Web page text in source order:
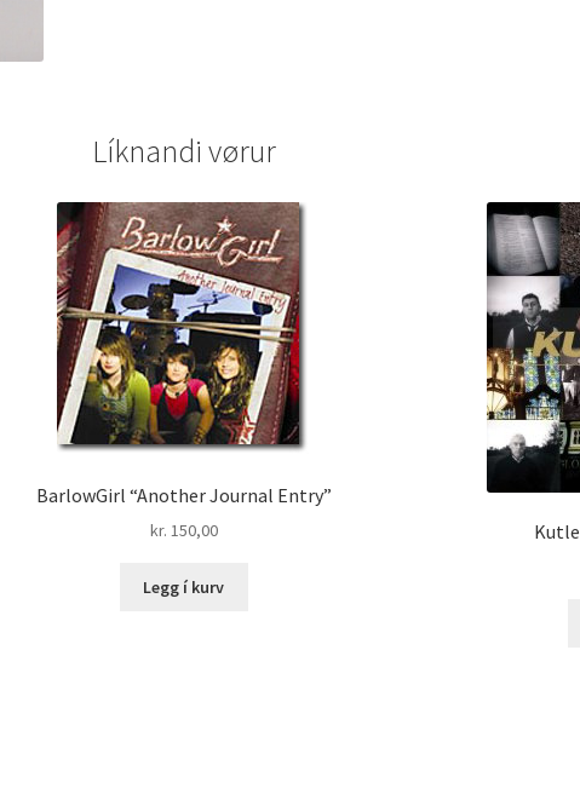
Líknandi vørur
BarlowGirl “Another Journal Entry”
kr. 150,00
Legg í kurv